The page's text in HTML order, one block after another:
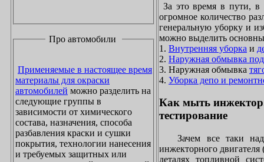
Про автомобили
Применяемые в настоящее время
материалы для окраски
автомобилей можно разделить на
следующие группы в
зависимости от химического
состава, назначения, способа
разбавления краски и сушки
покрытия, технологии нанесения
и требуемых защитных или
За это время в пути,
огромное количество
генеральную уборку и
можно выделить
1. Внутренняя уборка и
2. Наружная обмывка
3. Наружная обмывка
4. Уборка депо и
Как мыть
тестирование
Зачем все таки
инжекторного
деталях топливной